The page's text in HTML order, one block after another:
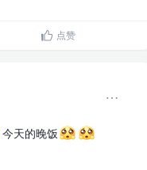
点赞
今天的晚饭